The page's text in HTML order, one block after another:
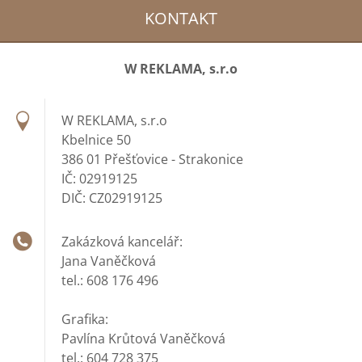
KONTAKT
W REKLAMA, s.r.o
W REKLAMA, s.r.o
Kbelnice 50
386 01 Přešťovice - Strakonice
IČ: 02919125
DIČ: CZ02919125
Zakázková kancelář:
Jana Vaněčková
tel.: 608 176 496
Grafika:
Pavlína Krůtová Vaněčková
tel.: 604 728 375